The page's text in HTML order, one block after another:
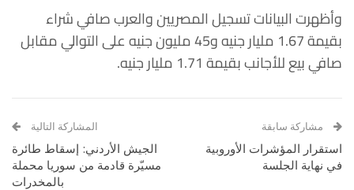
وأظهرت البيانات تسجيل المصريين والعرب صافي شراء
بقيمة 1.67 مليار جنيه و45 مليون جنيه على التوالي مقابل
صافي بيع للأجانب بقيمة 1.71 مليار جنيه.
مشاركة سابقة
استقرار المؤشرات الأوروبية
في نهاية الجلسة
المشاركة التالية
الجيش الأردني: إسقاط طائرة
مسيّرة قادمة من سوريا محملة
بالمخدرات